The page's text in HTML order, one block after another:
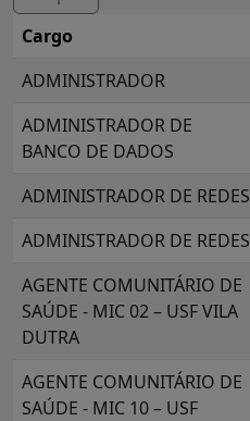
Cargo
ADMINISTRADOR
ADMINISTRADOR DE
BANCO DE DADOS
ADMINISTRADOR DE REDES
ADMINISTRADOR DE REDES
AGENTE COMUNITÁRIO DE
SAÚDE - MIC 02 – USF VILA
DUTRA
AGENTE COMUNITÁRIO DE
SAÚDE - MIC 10 – USF